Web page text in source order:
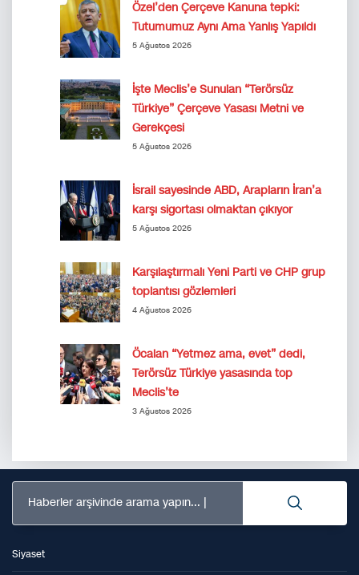
Özel’den Çerçeve Kanuna tepki:
Tutumumuz Aynı Ama Yanlış Yapıldı
5 Ağustos 2026
İşte Meclis’e Sunulan “Terörsüz
Türkiye” Çerçeve Yasası Metni ve
Gerekçesi
5 Ağustos 2026
İsrail sayesinde ABD, Arapların İran’a
karşı sigortası olmaktan çıkıyor
5 Ağustos 2026
Karşılaştırmalı Yeni Parti ve CHP grup
toplantısı gözlemleri
4 Ağustos 2026
Öcalan “Yetmez ama, evet” dedi,
Terörsüz Türkiye yasasında top
Meclis’te
3 Ağustos 2026
Haberler arşivinde arama yapın...
Siyaset